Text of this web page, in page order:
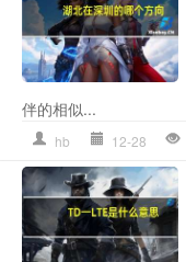
伴的相似...
hb 12-28